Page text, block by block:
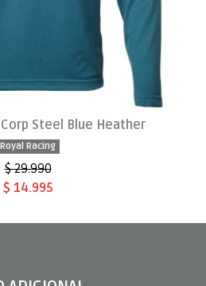
Steel Blue Heather
Royal Racing
$ 29.990
$ 14.995